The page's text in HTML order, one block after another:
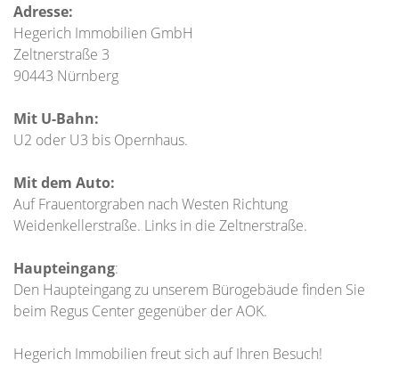
Adresse:
Hegerich Immobilien GmbH
Zeltnerstraße 3
90443 Nürnberg
Mit U-Bahn:
U2 oder U3 bis Opernhaus.
Mit dem Auto:
Auf Frauentorgraben nach Westen Richtung
Weidenkellerstraße. Links in die Zeltnerstraße.
Haupteingang:
Den Haupteingang zu unserem Bürogebäude finden Sie
beim Regus Center gegenüber der AOK.
Hegerich Immobilien freut sich auf Ihren Besuch!